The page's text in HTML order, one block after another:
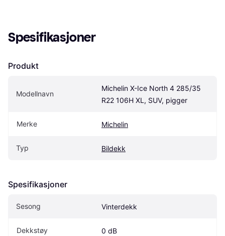
Spesifikasjoner
Produkt
Modellnavn
Michelin X-Ice North 4 285/35
R22 106H XL, SUV, pigger
Merke Michelin
Typ Bildekk
Spesifikasjoner
Sesong Vinterdekk
Dekkstøy 0 dB